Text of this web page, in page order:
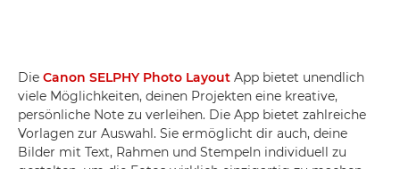
Die Canon SELPHY Photo Layout App bietet unendlich
viele Möglichkeiten, deinen Projekten eine kreative,
persönliche Note zu verleihen. Die App bietet zahlreiche
Vorlagen zur Auswahl. Sie ermöglicht dir auch, deine
Bilder mit Text, Rahmen und Stempeln individuell zu